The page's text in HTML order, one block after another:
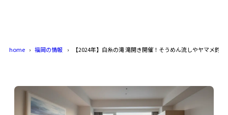
home 福岡の情報 【2024年】白糸の滝 滝開き開催！そうめん流しやヤマメ釣